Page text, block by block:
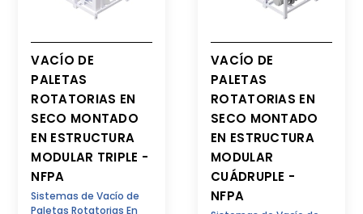
VACÍO DE
PALETAS
ROTATORIAS EN
SECO MONTADO
EN ESTRUCTURA
MODULAR TRIPLE -
NFPA
Sistemas de Vacío de
Paletas Rotatorias En
VACÍO DE
PALETAS
ROTATORIAS EN
SECO MONTADO
EN ESTRUCTURA
MODULAR
CUÁDRUPLE -
NFPA